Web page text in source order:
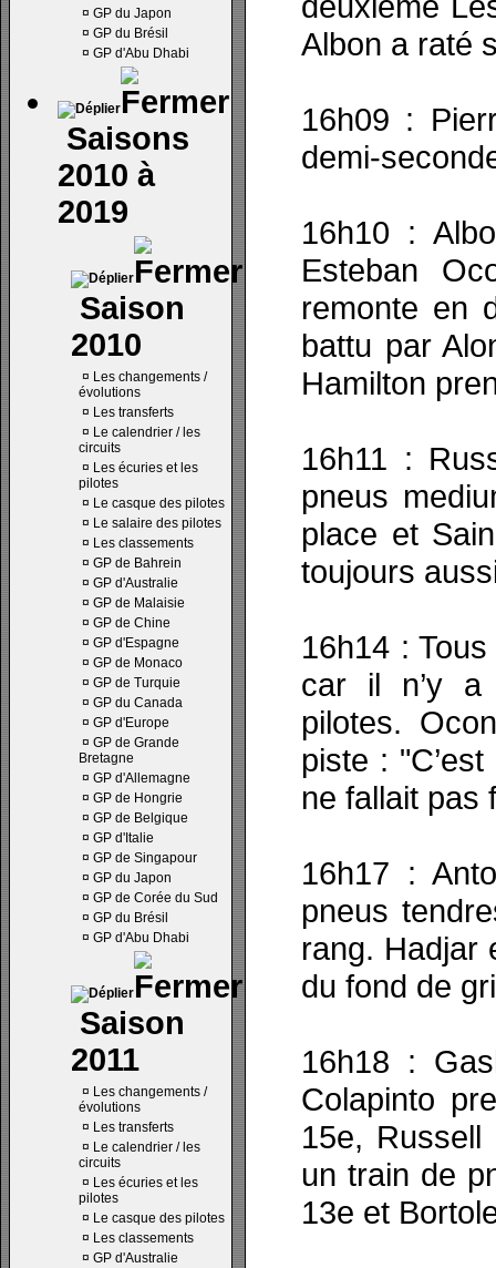
¤ GP du Japon
¤ GP du Brésil
¤ GP d'Abu Dhabi
Saisons
2010 à
2019
Saison
2010
¤ Les changements /
évolutions
¤ Les transferts
¤ Le calendrier / les
circuits
¤ Les écuries et les
pilotes
¤ Le casque des pilotes
¤ Le salaire des pilotes
¤ Les classements
¤ GP de Bahrein
¤ GP d'Australie
¤ GP de Malaisie
¤ GP de Chine
¤ GP d'Espagne
¤ GP de Monaco
¤ GP de Turquie
¤ GP du Canada
¤ GP d'Europe
¤ GP de Grande
Bretagne
¤ GP d'Allemagne
¤ GP de Hongrie
¤ GP de Belgique
¤ GP d'Italie
¤ GP de Singapour
¤ GP du Japon
¤ GP de Corée du Sud
¤ GP du Brésil
¤ GP d'Abu Dhabi
Saison
2011
¤ Les changements /
évolutions
¤ Les transferts
¤ Le calendrier / les
circuits
¤ Les écuries et les
pilotes
¤ Le casque des pilotes
¤ Les classements
¤ GP d'Australie
Albon a raté
16h09 :
demi-
16h10 :
Esteban
remonte en
battu par
Hamilton
16h11 :
pneus
place et
toujours
16h14 :
car il n’y a
pilotes.
piste :
ne fallait pas
16h17 :
pneus
rang. Hadjar
du fond de
16h18 :
Colapinto
15e,
un train de
13e et